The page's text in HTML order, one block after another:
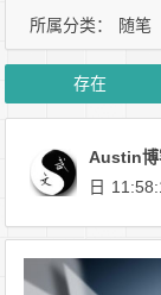
所属分类： 随笔
存在
Austin博
日